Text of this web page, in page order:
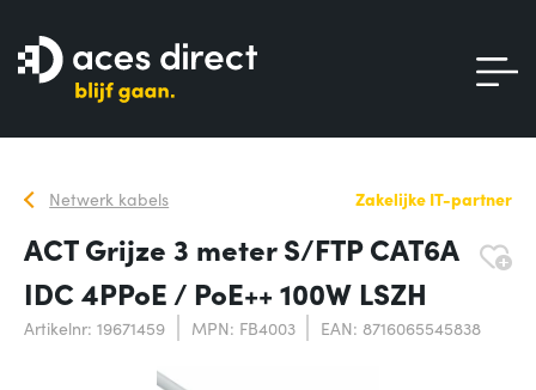
Netwerk kabels Zakelijke IT-partner
ACT Grijze 3 meter S/FTP CAT6A
IDC 4PPoE / PoE++ 100W LSZH
Artikelnr: 19671459 MPN: FB4003 EAN: 8716065545838